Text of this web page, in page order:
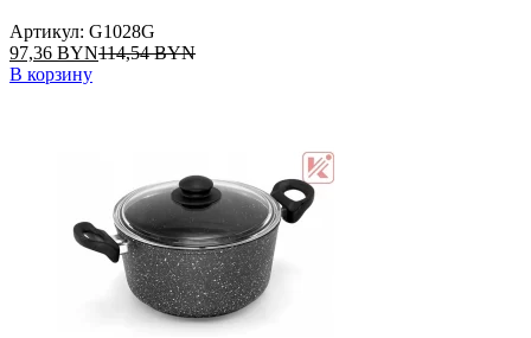
Артикул: G1028G
97,36 BYN114,54BYN
В корзину